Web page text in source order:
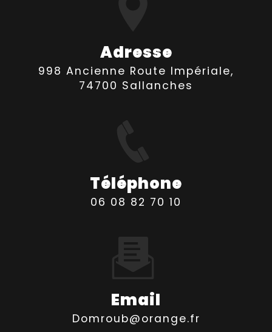
Adresse
998 Ancienne Route Impériale,
74700 Sallanches
Téléphone
06 08 82 70 10
Email
domroub@orange.fr